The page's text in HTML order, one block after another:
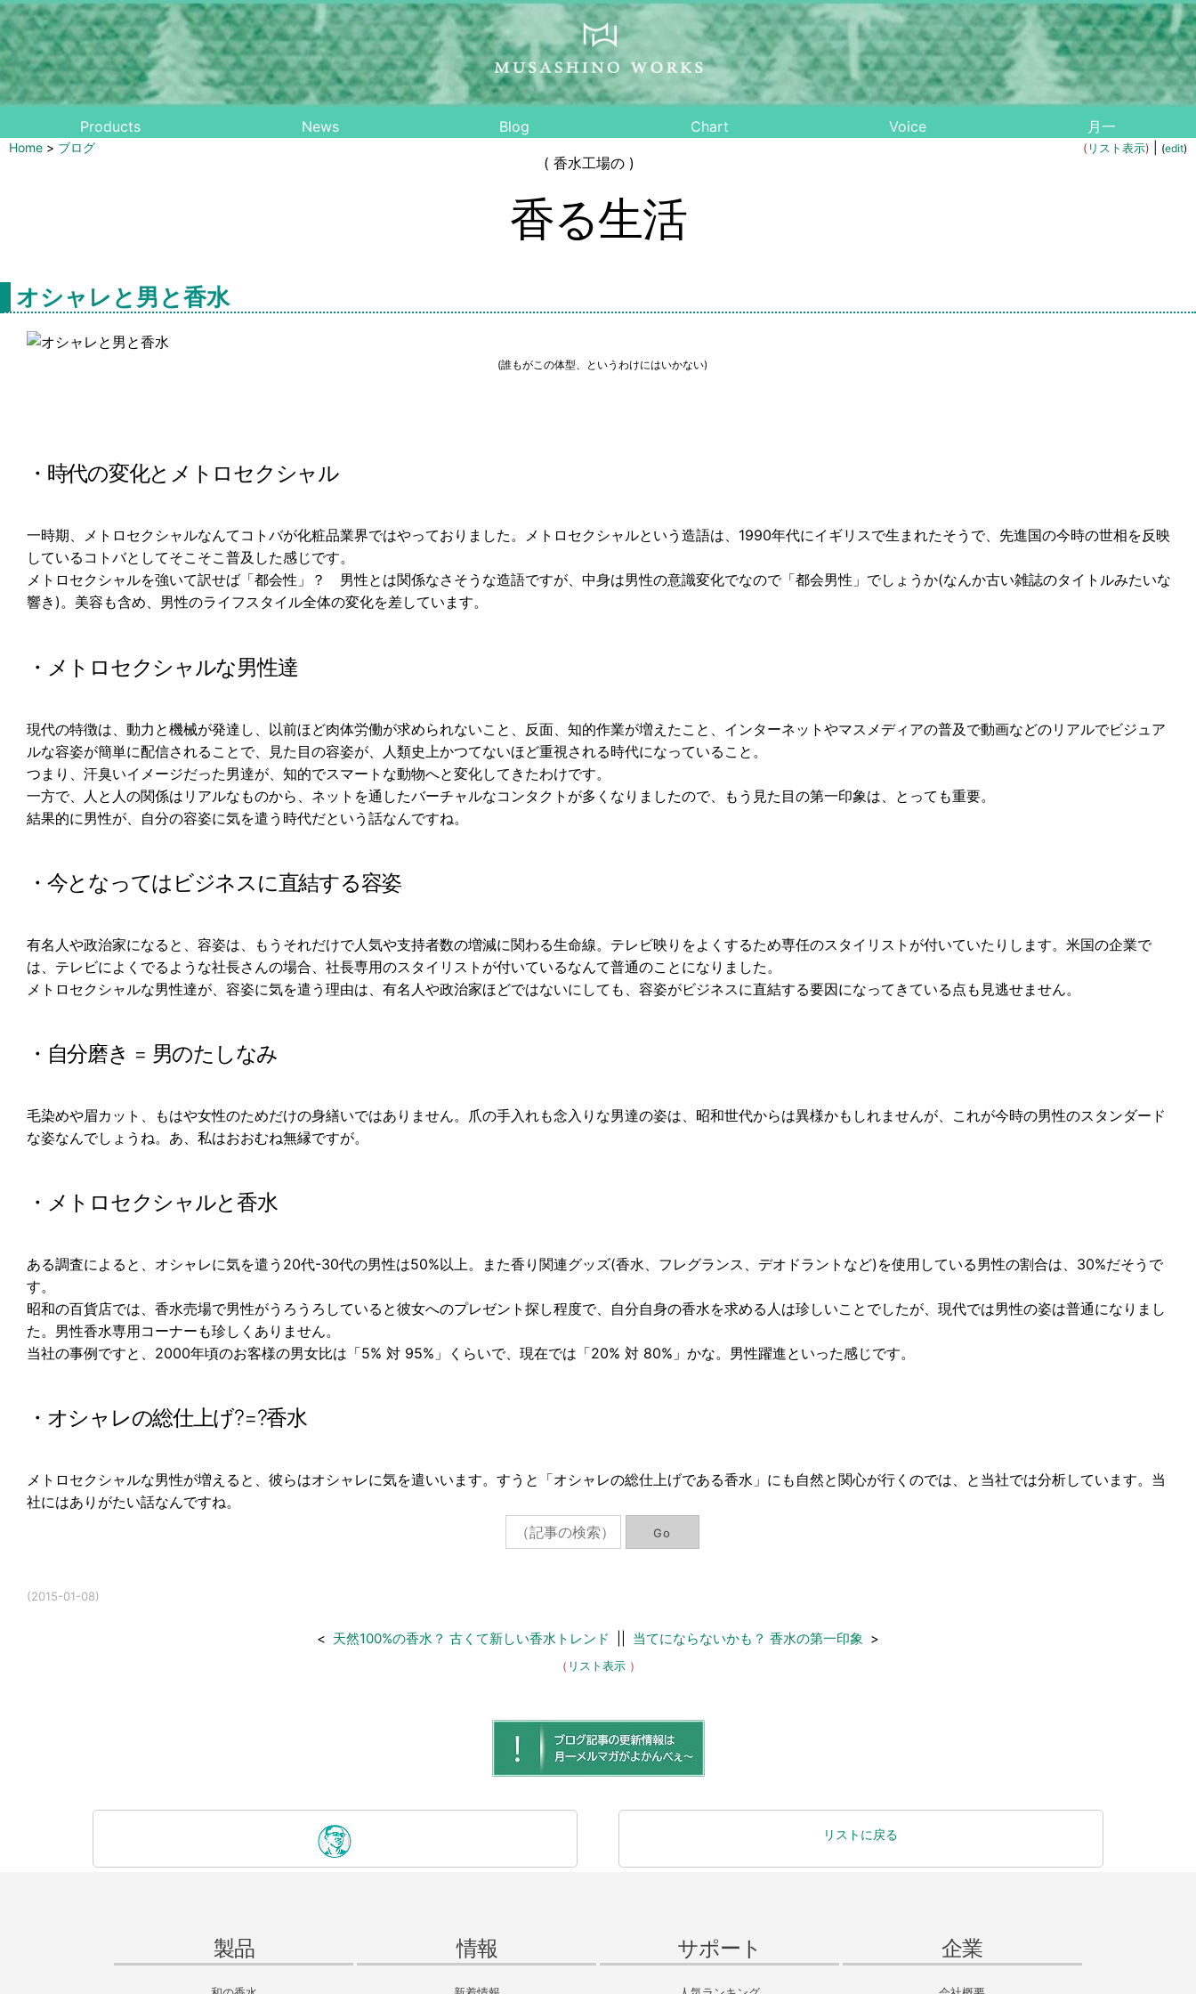
Products News Blog Chart Voice 月一
Home > ブログ ( リスト表示) (edit)
( 香水工場の )
香る生活
オシャレと男と香水
(誰もがこの体型、というわけにはいかない)
・時代の変化とメトロセクシャル
一時期、メトロセクシャルなんてコトバが化粧品業界ではやっておりました。メトロセクシャルという造語は、1990年代にイギリスで生まれたそうで、先進国の今時の世相を反映
しているコトバとしてそこそこ普及した感じです。
メトロセクシャルを強いて訳せば「都会性」？ 男性とは関係なさそうな造語ですが、中身は男性の意識変化でなので「都会男性」でしょうか(なんか古い雑誌のタイトルみたいな
響き)。美容も含め、男性のライフスタイル全体の変化を差しています。
・メトロセクシャルな男性達
現代の特徴は、動力と機械が発達し、以前ほど肉体労働が求められないこと、反面、知的作業が増えたこと、インターネットやマスメディアの普及で動画などのリアルでビジュア
ルな容姿が簡単に配信されることで、見た目の容姿が、人類史上かつてないほど重視される時代になっていること。
つまり、汗臭いイメージだった男達が、知的でスマートな動物へと変化してきたわけです。
一方で、人と人の関係はリアルなものから、ネットを通したバーチャルなコンタクトが多くなりましたので、もう見た目の第一印象は、とっても重要。
結果的に男性が、自分の容姿に気を遣う時代だという話なんですね。
・今となってはビジネスに直結する容姿
有名人や政治家になると、容姿は、もうそれだけで人気や支持者数の増減に関わる生命線。テレビ映りをよくするため専任のスタイリストが付いていたりします。米国の企業で
は、テレビによくでるような社長さんの場合、社長専用のスタイリストが付いているなんて普通のことになりました。
メトロセクシャルな男性達が、容姿に気を遣う理由は、有名人や政治家ほどではないにしても、容姿がビジネスに直結する要因になってきている点も見逃せません。
・自分磨き = 男のたしなみ
毛染めや眉カット、もはや女性のためだけの身繕いではありません。爪の手入れも念入りな男達の姿は、昭和世代からは異様かもしれませんが、これが今時の男性のスタンダード
な姿なんでしょうね。あ、私はおおむね無縁ですが。
・メトロセクシャルと香水
ある調査によると、オシャレに気を遣う20代-30代の男性は50%以上。また香り関連グッズ(香水、フレグランス、デオドラントなど)を使用している男性の割合は、30%だそうで
す。
昭和の百貨店では、香水売場で男性がうろうろしていると彼女へのプレゼント探し程度で、自分自身の香水を求める人は珍しいことでしたが、現代では男性の姿は普通になりまし
た。男性香水専用コーナーも珍しくありません。
当社の事例ですと、2000年頃のお客様の男女比は「5% 対 95%」くらいで、現在では「20% 対 80%」かな。男性躍進といった感じです。
・ オシャレの総仕上げ?=?香水
メトロセクシャルな男性が増えると、彼らはオシャレに気を遣いいます。すうと「オシャレの総仕上げである香水」にも自然と関心が行くのでは、と当社では分析しています。当
社にはありがたい話なんですね。
(2015-01-08)
< 天然100%の香水？ 古くて新しい香水トレンド 当てにならないかも？ 香水の第一印象 >
（ リスト表示）
リストに戻る
製品 情報 サポート 企業